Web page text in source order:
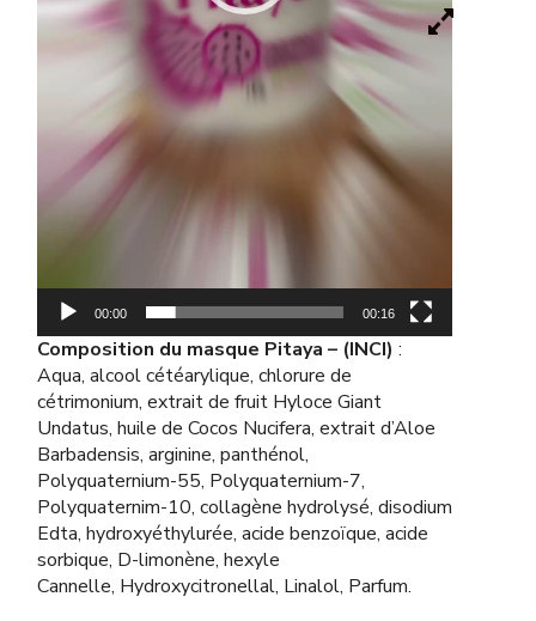
00:00 00:16
Composition du masque Pitaya – (INCI) :
Aqua, alcool cétéarylique, chlorure de
cétrimonium, extrait de fruit Hyloce Giant
Undatus, huile de Cocos Nucifera, extrait d’Aloe
Barbadensis, arginine, panthénol,
Polyquaternium-55, Polyquaternium-7,
Polyquaternim-10, collagène hydrolysé, disodium
Edta, hydroxyéthylurée, acide benzoïque, acide
sorbique, D-limonène, hexyle
Cannelle, Hydroxycitronellal, Linalol, Parfum.